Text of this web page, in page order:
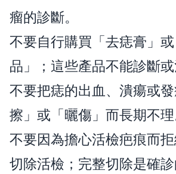
瘤的診斷。
不要自行購買「去痣膏」
品」；這些產品不能診斷或
不要把痣的出血、潰瘍或
擦」或「曬傷」而長期不理
不要因為擔心活檢疤痕而
切除活檢；完整切除是確診